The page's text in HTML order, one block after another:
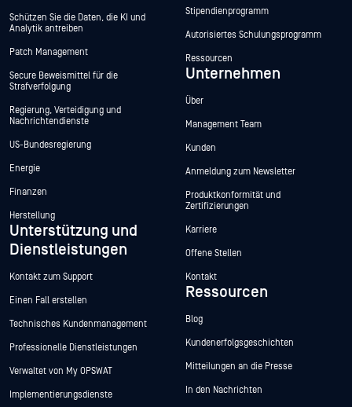
Schützen Sie die Daten, die KI und
Analytik antreiben
Patch Management
Secure Beweismittel für die
Strafverfolgung
Regierung, Verteidigung und
Nachrichtendienste
US-Bundesregierung
Energie
Finanzen
Herstellung
Unterstützung und
Dienstleistungen
Kontakt zum Support
Einen Fall erstellen
Technisches Kundenmanagement
Professionelle Dienstleistungen
Verwaltet von My OPSWAT
Implementierungsdienste
Stipendienprogramm
Autorisiertes Schulungsprogramm
Ressourcen
Unternehmen
Über
Management Team
Kunden
Anmeldung zum Newsletter
Produktkonformität und
Zertifizierungen
Karriere
Offene Stellen
Kontakt
Ressourcen
Blog
Kundenerfolgsgeschichten
Mitteilungen an die Presse
In den Nachrichten